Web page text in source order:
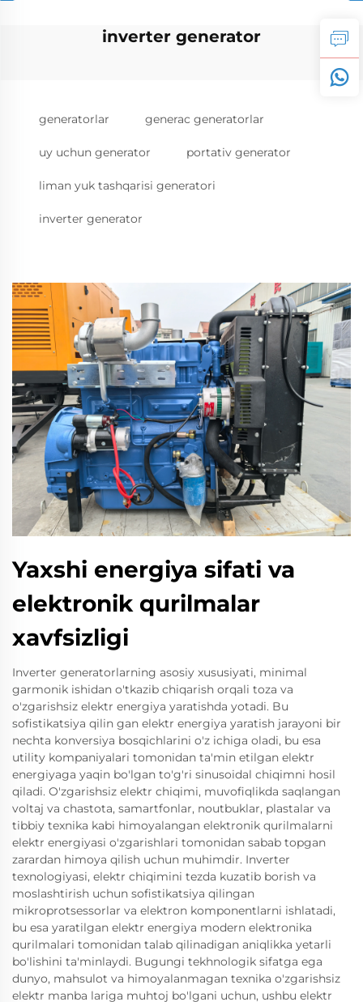
inverter generator
generatorlar generac generatorlar
uy uchun generator portativ generator
liman yuk tashqarisi generatori
inverter generator
Yaxshi energiya sifati va
elektronik qurilmalar
xavfsizligi
Inverter generatorlarning asosiy xususiyati, minimal
garmonik ishidan o'tkazib chiqarish orqali toza va
o'zgarishsiz elektr energiya yaratishda yotadi. Bu
sofistikatsiya qilin gan elektr energiya yaratish jarayoni bir
nechta konversiya bosqichlarini o'z ichiga oladi, bu esa
utility kompaniyalari tomonidan ta'min etilgan elektr
energiyaga yaqin bo'lgan to'g'ri sinusoidal chiqimni hosil
qiladi. O'zgarishsiz elektr chiqimi, muvofiqlikda saqlangan
voltaj va chastota, samartfonlar, noutbuklar, plastalar va
tibbiy texnika kabi himoyalangan elektronik qurilmalarni
elektr energiyasi o'zgarishlari tomonidan sabab topgan
zarardan himoya qilish uchun muhimdir. Inverter
texnologiyasi, elektr chiqimini tezda kuzatib borish va
moslashtirish uchun sofistikatsiya qilingan
mikroprotsessorlar va elektron komponentlarni ishlatadi,
bu esa yaratilgan elektr energiya modern elektronika
qurilmalari tomonidan talab qilinadigan aniqlikka yetarli
bo'lishini ta'minlaydi. Bugungi tekhnologik sifatga ega
dunyo, mahsulot va himoyalanmagan texnika o'zgarishsiz
elektr manba lariga muhtoj bo'lgani uchun, ushbu elektr